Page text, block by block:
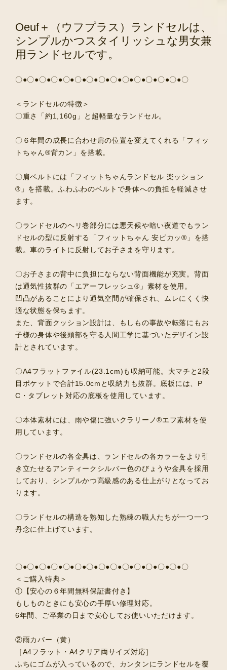
Oeuf＋（ウフプラス）ランドセルは、
シンプルかつスタイリッシュな男女兼
用ランドセルです。
〇●〇●〇●〇●〇●〇●〇●〇●〇●〇●〇●〇●〇●〇●〇
＜ランドセルの特徴＞
〇重さ「約1,160g」と超軽量なランドセル。
〇６年間の成長に合わせ肩の位置を変えてくれる「フィッ
トちゃん®︎背カン」を搭載。
〇肩ベルトには「フィットちゃんランドセル 楽ッション
®︎」を搭載。ふわふわのベルトで身体への負担を軽減させ
ます。
〇ランドセルのヘリ巻部分には悪天候や暗い夜道でもラン
ドセルの型に反射する「フィットちゃん 安ピカッ®︎」を搭
載。車のライトに反射してお子さまを守ります。
〇お子さまの背中に負担にならない背面機能が充実。背面
は通気性抜群の「エアーフレッシュ®︎」素材を使用。
凹凸があることにより通気空間が確保され、ムレにくく快
適な状態を保ちます。
また、背面クッション設計は、もしもの事故や転落にもお
子様の身体や後頭部を守る人間工学に基づいたデザイン設
計とされています。
〇A4フラットファイル(23.1cm)も収納可能。大マチと2段
目ポケットで合計15.0cmと収納力も抜群。底板には、P
C・タブレット対応の底板を使用しています。
〇本体素材には、雨や傷に強いクラリーノ®︎エフ素材を使
用しています。
〇ランドセルの各金具は、ランドセルの各カラーをより引
き立たせるアンティークシルバー色のびょうや金具を採用
しており、シンプルかつ高級感のある仕上がりとなってお
ります。
〇ランドセルの構造を熟知した熟練の職人たちが一つ一つ
丹念に仕上げています。
〇●〇●〇●〇●〇●〇●〇●〇●〇●〇●〇●〇●〇●〇●〇
＜ご購入特典＞
①【安心の６年間無料保証書付き】
もしものときにも安心の手厚い修理対応。
6年間、ご卒業の日まで安心してお使いいただけます。
②雨カバー（黄）
［A4フラット・A4クリア両サイズ対応］
ふちにゴムが入っているので、カンタンにランドセルを覆